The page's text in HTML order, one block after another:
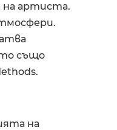
на артиста.
също
на